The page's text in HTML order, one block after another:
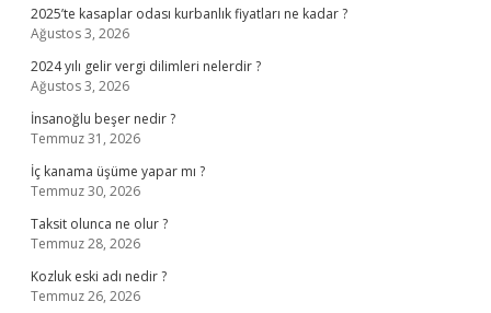
2025’te kasaplar odası kurbanlık fiyatları ne kadar ?
Ağustos 3, 2026
2024 yılı gelir vergi dilimleri nelerdir ?
Ağustos 3, 2026
İnsanoğlu beşer nedir ?
Temmuz 31, 2026
İç kanama üşüme yapar mı ?
Temmuz 30, 2026
Taksit olunca ne olur ?
Temmuz 28, 2026
Kozluk eski adı nedir ?
Temmuz 26, 2026